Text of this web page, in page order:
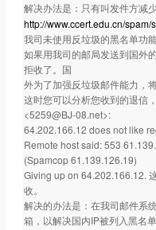
解决办法是：只有叫发件方减
http://www.ccert.edu.cn/
我司未使用反垃圾的黑名单功
如果用我司的邮局发送到国外
拒收了。国
外为了加强反垃圾邮件能力，
这时您可以分析您收到的退信
<5259@BJ-08.net>:
64.202.166.12 does not like
Remote host said: 553
(Spamcop 61.139.126.19)
Giving up on 64.202.166.12.
收。
解决的办法是：在我司邮件系
箱，以解决国内IP被列入黑名